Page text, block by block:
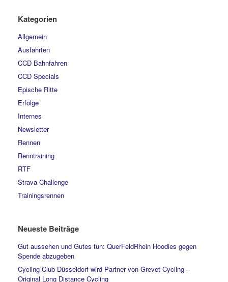
Kategorien
Allgemein
Ausfahrten
CCD Bahnfahren
CCD Specials
Epische Ritte
Erfolge
Internes
Newsletter
Rennen
Renntraining
RTF
Strava Challenge
Trainingsrennen
Neueste Beiträge
Gut aussehen und Gutes tun: QuerFeldRhein Hoodies gegen
Spende abzugeben
Cycling Club Düsseldorf wird Partner von Grevet Cycling –
Original Long Distance Cycling